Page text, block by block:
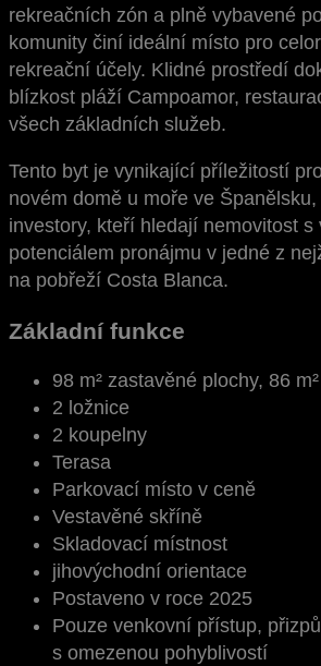
rekreačních zón a plně vybavené
komunity činí ideální místo pro
rekreační účely. Klidné prostředí
blízkost pláží Campoamor,
všech základních služeb.
Tento byt je vynikající příležitostí
novém domě u moře ve
investory, kteří hledají nemovitost s
potenciálem pronájmu v jedné z
na pobřeží Costa Blanca.
Základní funkce
98 m² zastavěné plochy, 86
2 ložnice
2 koupelny
Terasa
Parkovací místo v ceně
Vestavěné skříně
Skladovací místnost
jihovýchodní orientace
Postaveno v roce 2025
Pouze venkovní přístup,
s omezenou pohyblivostí